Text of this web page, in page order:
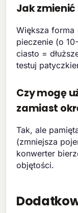
Jak
Większa forma
pieczenie (o
ciasto =
testuj
Czy mogę
zamiast
Tak, ale
(zmniejsza
konwerter
objętości.